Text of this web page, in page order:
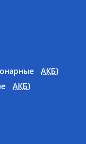
АКБ)
АКБ)